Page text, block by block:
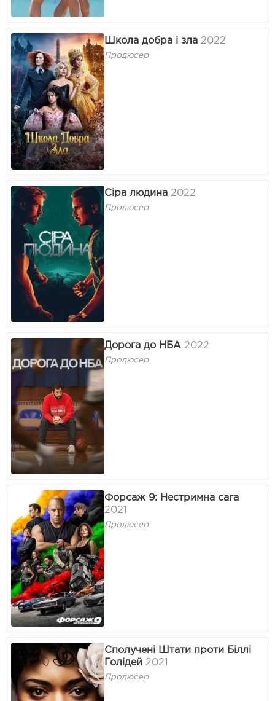
Школа добра і зла 2022
Продюсер
Сіра людина 2022
Продюсер
Дорога до НБА 2022
Продюсер
Форсаж 9: Нестримна сага
2021
Продюсер
Сполучені Штати проти Біллі
Голідей 2021
Продюсер